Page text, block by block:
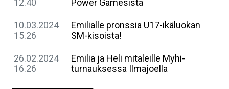
12.40
Power Gamesistä
10.03.2024
15.26
Emilialle pronssia U17-ikäluokan
SM-kisoista!
26.02.2024
16.26
Emilia ja Heli mitaleille Myhi-
turnauksessa Ilmajoella